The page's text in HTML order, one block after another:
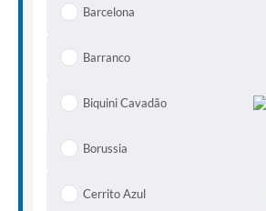
Barcelona
Barranco
Biquini Cavadão
Borussia
Cerrito Azul